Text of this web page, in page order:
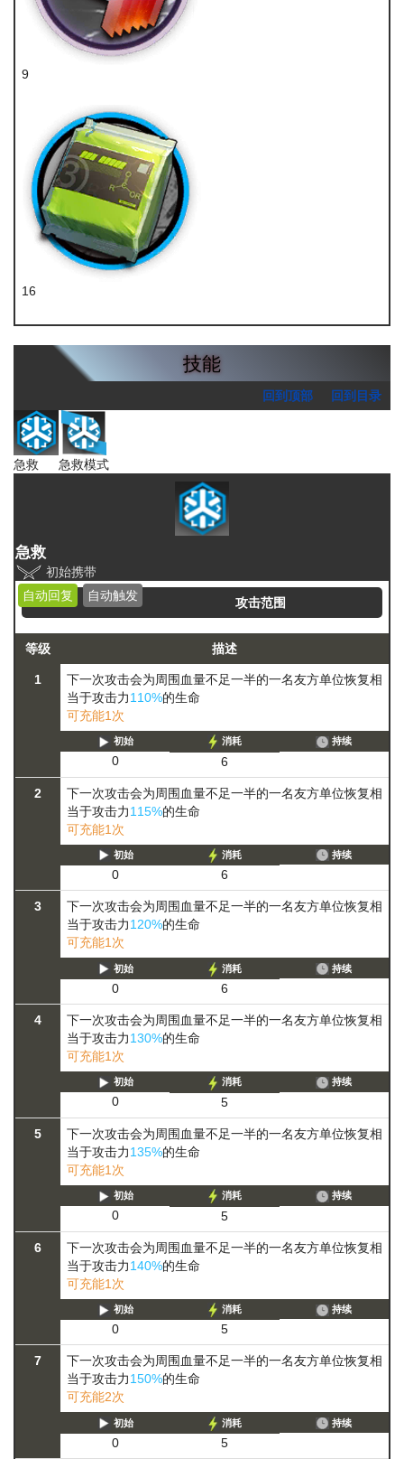
9
16
技能
回到顶部 回到目录
急救 急救模式
急救
初始携带
自动回复
自动触发 攻击范围
等级 描述
1
下一次攻击会为周围血量不足一半的一名友方单位恢复相
当于攻击力110%的生命
可充能1次
初始
0
消耗
6
持续
2
下一次攻击会为周围血量不足一半的一名友方单位恢复相
当于攻击力115%的生命
可充能1次
初始
0
消耗
6
持续
3
下一次攻击会为周围血量不足一半的一名友方单位恢复相
当于攻击力120%的生命
可充能1次
初始
0
消耗
6
持续
4
下一次攻击会为周围血量不足一半的一名友方单位恢复相
当于攻击力130%的生命
可充能1次
初始
0
消耗
5
持续
5
下一次攻击会为周围血量不足一半的一名友方单位恢复相
当于攻击力135%的生命
可充能1次
初始
0
消耗
5
持续
6
下一次攻击会为周围血量不足一半的一名友方单位恢复相
当于攻击力140%的生命
可充能1次
初始
0
消耗
5
持续
7
下一次攻击会为周围血量不足一半的一名友方单位恢复相
当于攻击力150%的生命
可充能2次
初始
0
消耗
5
持续